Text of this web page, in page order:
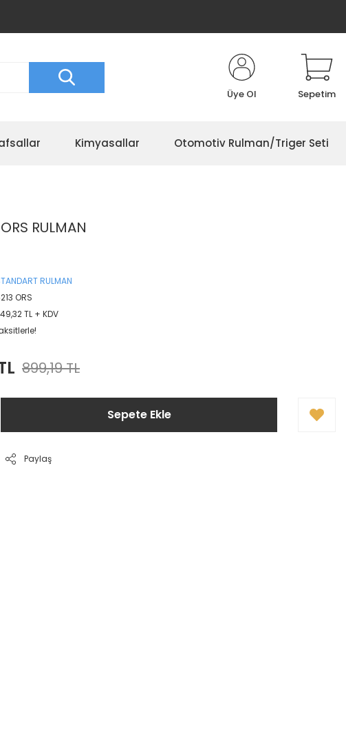
Üye Ol Sepetim
Kimyasallar Otomotiv Rulman/Triger Seti
RULMAN
RULMAN
ORS
TL + KDV
899,19 TL
Sepete Ekle
Paylaş